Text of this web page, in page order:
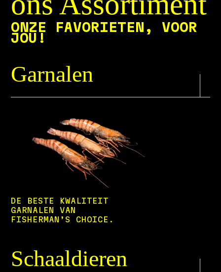
ONZE FAVORIETEN, VOOR
JOU!
Garnalen
DE BESTE KWALITEIT
GARNALEN VAN
FISHERMAN’S CHOICE.
Schaaldieren